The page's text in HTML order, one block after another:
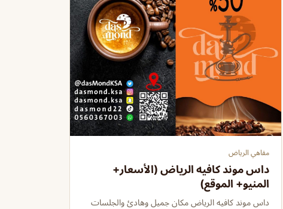
مقاهي الرياض
داس موند كافيه الرياض (الأسعار+
المنيو+ الموقع)
داس موند كافيه الرياض مكان جميل وهادئ والجلسات